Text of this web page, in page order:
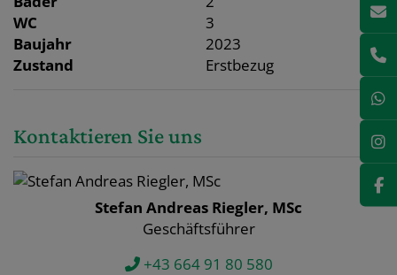
WC
3
Baujahr
2023
Zustand
Erstbezug
Kontaktieren Sie uns
Stefan Andreas Riegler, MSc
Geschäftsführer
+43 664 91 80 580